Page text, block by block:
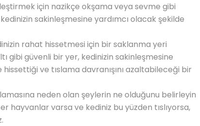
için nazikçe okşama veya sevme gibi
sakinleşmesine yardımcı olacak şekilde
rahat hissetmesi için bir saklanma yeri
gibi güvenli bir yer, kedinizin sakinleşmesine
ve tıslama davranışını azaltabileceği bir
neden olan şeylerin ne olduğunu belirleyin
hayvanlar varsa ve kediniz bu yüzden tıslıyorsa,